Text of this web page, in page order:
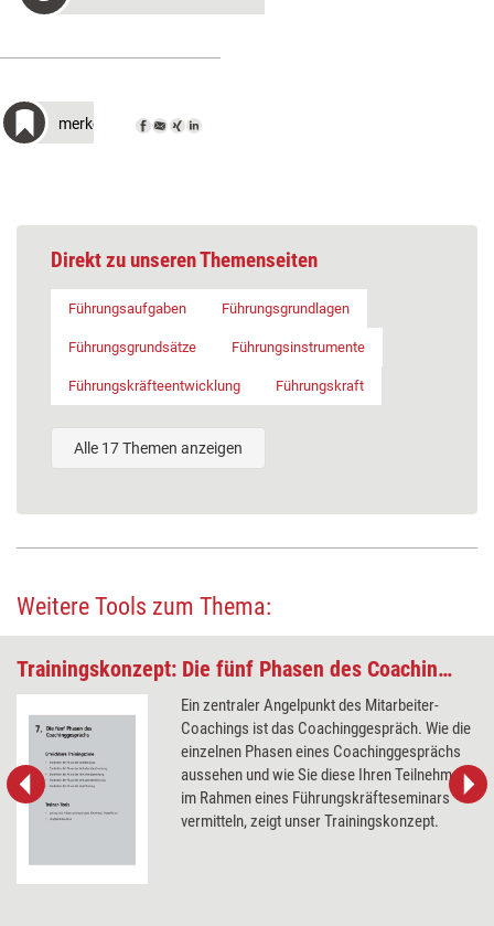
merken
Direkt zu unseren Themenseiten
Führungsaufgaben Führungsgrundlagen
Führungsgrundsätze Führungsinstrumente
Führungskräfteentwicklung Führungskraft
Alle 17 Themen anzeigen
Weitere Tools zum Thema:
Trainingskonzept: Die fünf Phasen des Coachinggesprächs
Ein zentraler Angelpunkt des Mitarbeiter-
Coachings ist das Coachinggespräch. Wie die
einzelnen Phasen eines Coachinggesprächs
aussehen und wie Sie diese Ihren Teilnehmern
im Rahmen eines Führungskräfteseminars
vermitteln, zeigt unser Trainingskonzept.